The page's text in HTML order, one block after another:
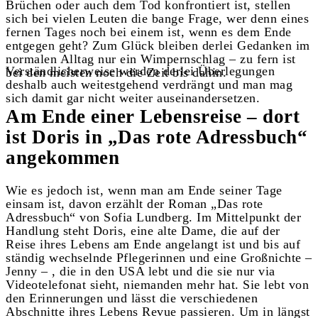
Brüchen oder auch dem Tod konfrontiert ist, stellen
sich bei vielen Leuten die bange Frage, wer denn eines
fernen Tages noch bei einem ist, wenn es dem Ende
entgegen geht? Zum Glück bleiben derlei Gedanken im
normalen Alltag nur ein Wimpernschlag – zu fern ist
bei den meisten noch die Zeit bis dahin.
Verständlicherweise werden derlei Überlegungen
deshalb auch weitestgehend verdrängt und man mag
sich damit gar nicht weiter auseinandersetzen.
Am Ende einer Lebensreise – dort
ist Doris in „Das rote Adressbuch“
angekommen
Wie es jedoch ist, wenn man am Ende seiner Tage
einsam ist, davon erzählt der Roman „Das rote
Adressbuch“ von Sofia Lundberg. Im Mittelpunkt der
Handlung steht Doris, eine alte Dame, die auf der
Reise ihres Lebens am Ende angelangt ist und bis auf
ständig wechselnde Pflegerinnen und eine Großnichte –
Jenny – , die in den USA lebt und die sie nur via
Videotelefonat sieht, niemanden mehr hat. Sie lebt von
den Erinnerungen und lässt die verschiedenen
Abschnitte ihres Lebens Revue passieren. Um in längst